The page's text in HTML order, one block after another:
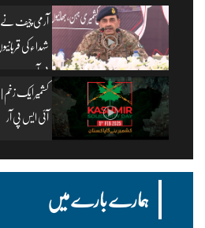
آرمی چیف نے
شہداء کی
پی آر
آئی ایس پی آر
ہمارے بارے میں